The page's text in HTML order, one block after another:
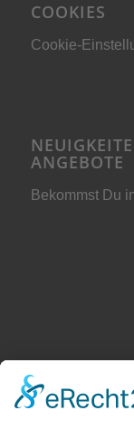
COOKIES
Cookie-
ANGEBOTE
Bekommst Du